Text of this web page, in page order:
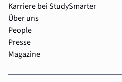
Karriere bei StudySmarter
Über uns
People
Presse
Magazine